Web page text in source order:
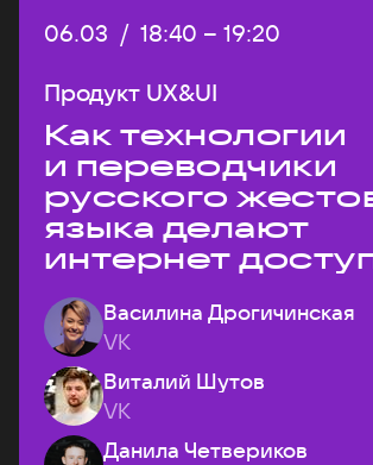
Дата:
06.03 / Начало:
18:40 – Конец:
19:20
Продукт UX&UI
Как технологии
и переводчики
русского
языка делают
интернет
Василина Дрогичинская
VK
Виталий Шутов
VK
Данила Четвериков